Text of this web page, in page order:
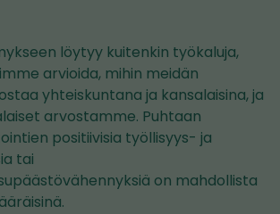
löytyy kuitenkin työkaluja,
arvioida, mihin meidän
yhteiskuntana ja kansalaisina, ja
arvostamme. Puhtaan
positiivisia työllisyys- ja
tai
on mahdollista